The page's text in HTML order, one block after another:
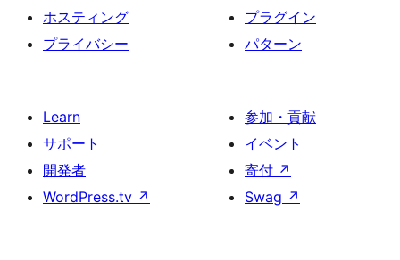
ホスティング
プライバシー
プラグイン
パターン
Learn
サポート
開発者
WordPress.tv ↗
参加・貢献
イベント
寄付 ↗
Swag ↗